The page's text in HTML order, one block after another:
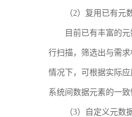
（2）复用已有元
目前已有丰富的
行扫描，筛选出与需
情况下，可根据实际
系统间数据元素的一致
（3）自定义元数